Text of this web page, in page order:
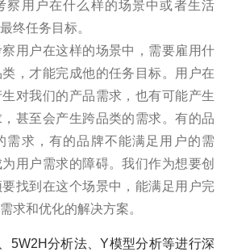
察用户在什么样的场景中或者生活
终任务目标。
用户在这样的场景中，需要雇用什
，才能完成他的任务目标。用户在
对我们的产品需求，也有可能产生
甚至会产生跨品类的需求。有的品
需求，有的品牌不能满足用户的需
用户需求的障碍。我们作为想要创
找到在这个场景中，能满足用户完
求和优化的解决方案。
5W2H分析法、Y模型分析等进行深